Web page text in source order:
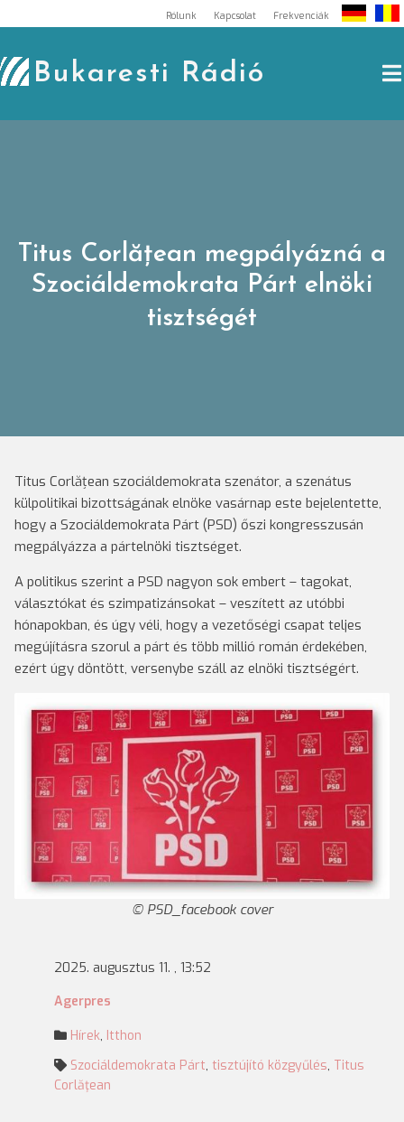
to
content
Rólunk Kapcsolat Frekvenciák
Bukaresti Rádió
Titus Corlățean megpályázná a
Szociáldemokrata Párt elnöki
tisztségét
Titus Corlățean szociáldemokrata szenátor, a szenátus
külpolitikai bizottságának elnöke vasárnap este bejelentette,
hogy a Szociáldemokrata Párt (PSD) őszi kongresszusán
megpályázza a pártelnöki tisztséget.
A politikus szerint a PSD nagyon sok embert – tagokat,
választókat és szimpatizánsokat – veszített az utóbbi
hónapokban, és úgy véli, hogy a vezetőségi csapat teljes
megújításra szorul a párt és több millió román érdekében,
ezért úgy döntött, versenybe száll az elnöki tisztségért.
PSD_facebook cover
2025. augusztus 11. , 13:52
Agerpres
Hírek, Itthon
Szociáldemokrata Párt, tisztújító közgyűlés, Titus
Corlăţean